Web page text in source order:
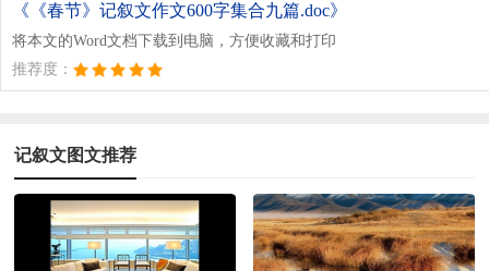
《《春节》记叙文作文600字集合九篇.doc》
将本文的Word文档下载到电脑，方便收藏和打印
推荐度：
记叙文图文推荐